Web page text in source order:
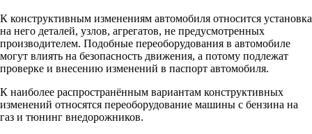
К конструктивным изменениям автомобиля относится установка
на него деталей, узлов, агрегатов, не предусмотренных
производителем. Подобные переоборудования в автомобиле
могут влиять на безопасность движения, а потому подлежат
проверке и внесению изменений в паспорт автомобиля.
К наиболее распространённым вариантам конструктивных
изменений относятся переоборудование машины с бензина на
газ и тюнинг внедорожников.